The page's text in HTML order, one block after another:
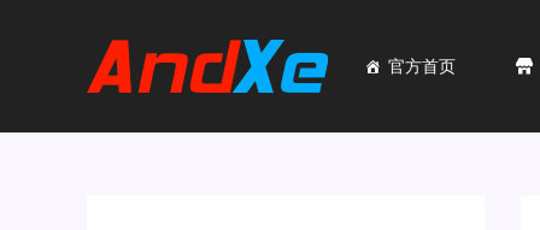
官方首页